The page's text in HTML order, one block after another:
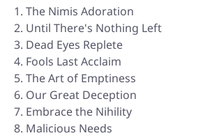
The Nimis Adoration
Until There's Nothing Left
Dead Eyes Replete
Fools Last Acclaim
The Art of Emptiness
Our Great Deception
Embrace the Nihility
Malicious Needs